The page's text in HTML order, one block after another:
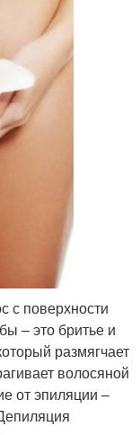
с поверхности
– это бритье и
размягчает
волосяной
от эпиляции –